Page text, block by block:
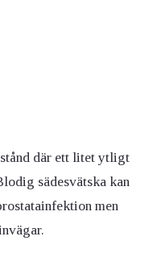
där ett litet ytligt
sädesvätska kan
men